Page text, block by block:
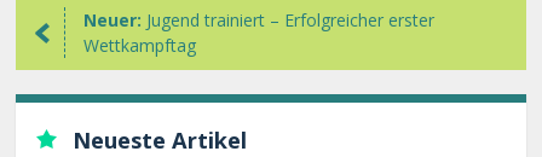
Neuer: Jugend trainiert – Erfolgreicher erster
Wettkampftag
Neueste Artikel